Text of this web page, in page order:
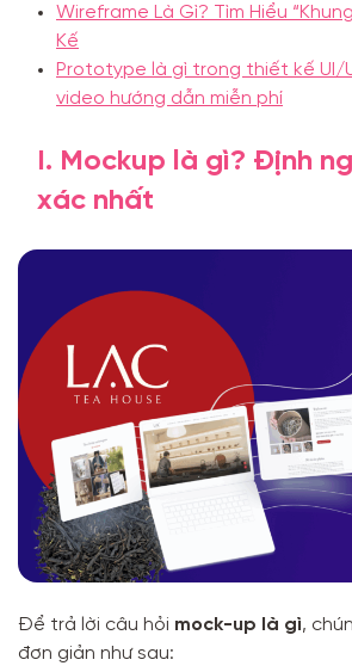
Wireframe Là Gì? Tìm Hiểu
Kế
Prototype là gì trong thiết kế UI/
video hướng dẫn miễn phí
I. Mockup là gì? Định
xác nhất
Để trả lời câu hỏi mock-up là gì,
đơn giản như sau: